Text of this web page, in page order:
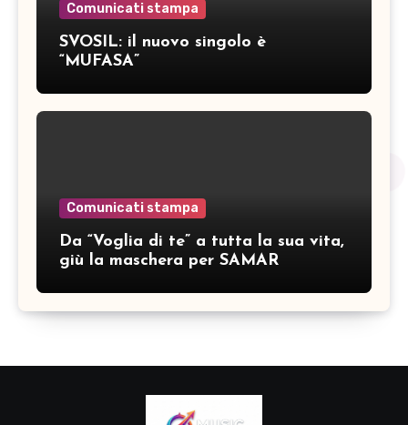
Comunicati stampa
SVOSIL: il nuovo singolo è
“MUFASA”
Comunicati stampa
Da “Voglia di te” a tutta la sua vita,
giù la maschera per SAMAR